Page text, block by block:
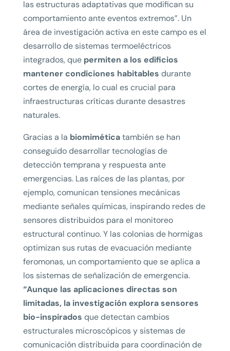
las estructuras adaptativas que modifican su
comportamiento ante eventos extremos”. Un
área de investigación activa en este campo es el
desarrollo de sistemas termoeléctricos
integrados, que permiten a los edificios
mantener condiciones habitables durante
cortes de energía, lo cual es crucial para
infraestructuras críticas durante desastres
naturales.
Gracias a la biomiméticatambién se han
conseguido desarrollar tecnologías de
detección temprana y respuesta ante
emergencias. Las raíces de las plantas, por
ejemplo, comunican tensiones mecánicas
mediante señales químicas, inspirando redes de
sensores distribuidos para el monitoreo
estructural continuo. Y las colonias de hormigas
optimizan sus rutas de evacuación mediante
feromonas, un comportamiento que se aplica a
los sistemas de señalización de emergencia.
“Aunque las aplicaciones directas son
limitadas, la investigación explora sensores
bio-inspirados que detectan cambios
estructurales microscópicos y sistemas de
comunicación distribuida para coordinación de